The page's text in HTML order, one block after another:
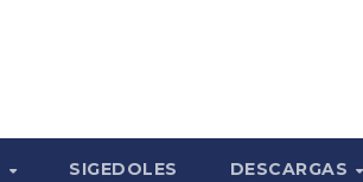
SIGEDOLES DESCARGAS